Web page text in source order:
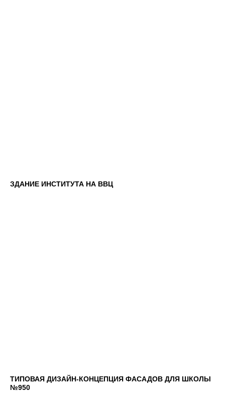
ЗДАНИЕ ИНСТИТУТА НА ВВЦ
ТИПОВАЯ ДИЗАЙН-КОНЦЕПЦИЯ ФАСАДОВ ДЛЯ ШКОЛЫ
№950